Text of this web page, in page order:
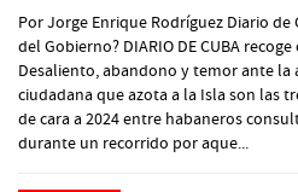
Por Jorge Enrique Rodríguez Diario
del Gobierno? DIARIO DE CUBA
Desaliento, abandono y temor ante la
ciudadana que azota a la Isla son las
de cara a 2024 entre habaneros
durante un recorrido por aque...